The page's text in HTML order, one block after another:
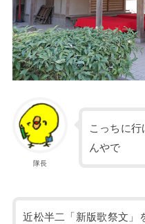
隊長
こっちに
んやで
近松半二「新版歌祭文」